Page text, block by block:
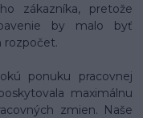
zákazníka, pretože
by malo byť
rozpočet.
ponuku pracovnej
maximálnu
zmien. Naše